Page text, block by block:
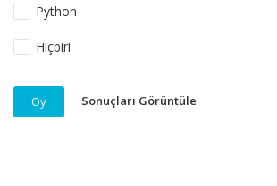
Python
Hiçbiri
Oy Sonuçları Görüntüle